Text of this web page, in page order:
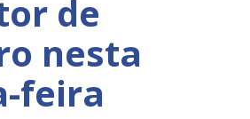
de
nesta
feira